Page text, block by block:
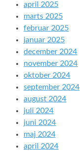
april 2025
marts 2025
februar 2025
januar 2025
december 2024
november 2024
oktober 2024
september 2024
august 2024
juli 2024
juni 2024
maj 2024
april 2024